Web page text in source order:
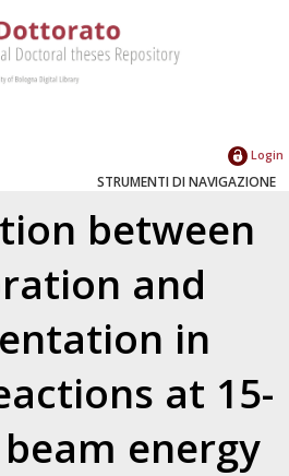
Login
STRUMENTI DI NAVIGAZIONE
between
and
in
at 15-
beam energy